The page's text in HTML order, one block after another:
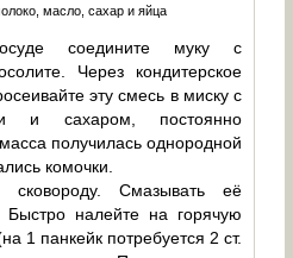
масло, сахар и яйца
соедините муку с
Через кондитерское
эту смесь в миску с
и сахаром, постоянно
получилась однородной
комочки.
сковороду. Смазывать её
налейте на горячую
1 панкейк потребуется 2 ст.